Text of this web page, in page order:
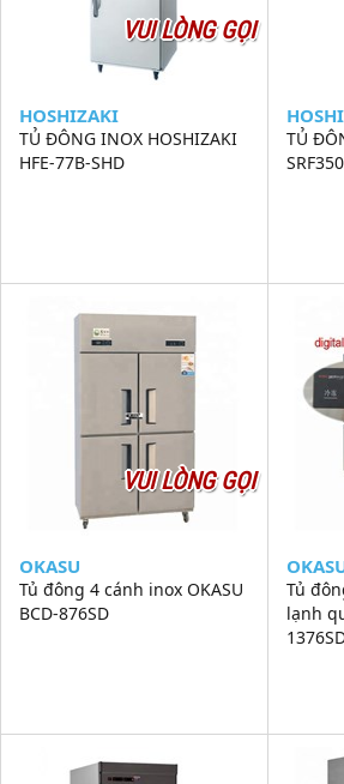
VUI LÒNG GỌI
HOSHIZAKI
TỦ ĐÔNG INOX HOSHIZAKI
HFE-77B-SHD
TỦ
VUI LÒNG GỌI
OKASU
Tủ đông 4 cánh inox OKASU
BCD-876SD
Tủ
lạnh